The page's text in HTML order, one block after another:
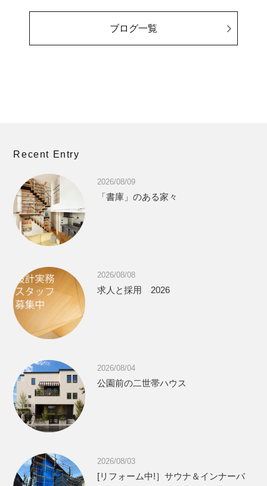
ブログ一覧
Recent Entry
2026/08/09
「書庫」のある家々
2026/08/08
求人と採用 2026
2026/08/04
公園前の二世帯ハウス
2026/08/03
[リフォーム中!］サウナ＆インナーバ